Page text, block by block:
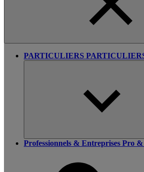
PARTICULIERS
Professionnels & Entreprises Pro &